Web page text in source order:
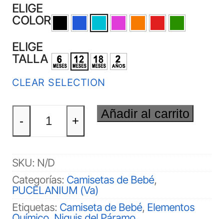
ELIGE
COLOR
ELIGE
TALLA
CLEAR SELECTION
PUCELANIO
(Va)
cantidad
- +
Añadir al carrito
SKU: N/D
Categorías: Camisetas de Bebé,
PUCELANIUM (Va)
Etiquetas: Camiseta de Bebé, Elementos